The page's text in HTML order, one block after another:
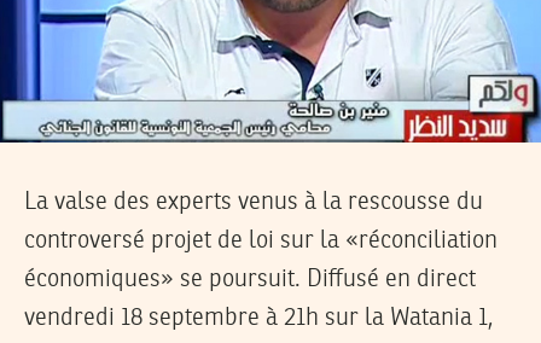
La valse des experts venus à la rescousse du
controversé projet de loi sur la «réconciliation
économiques» se poursuit. Diffusé en direct
vendredi 18 septembre à 21h sur la Watania 1,